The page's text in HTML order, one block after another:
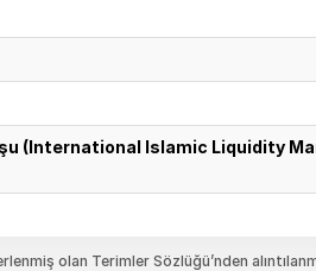
(International Islamic Liquidity
olan Terimler Sözlüğü’nden